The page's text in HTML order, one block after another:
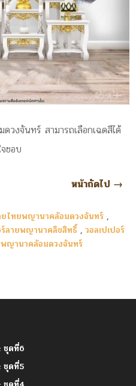
วงจันทร์ สามารถเลือกเฉดสีได้
ชอบ
หน้าถัดไป →
ยไทยพญานาคล้อมดวงจันทร์ ,
ร์ลายพญานาคลิขสิทธิ์ , วอลเปเปอร์
ญานาคล้อมดวงจันทร์
ชุดที่6
ชุดที่5